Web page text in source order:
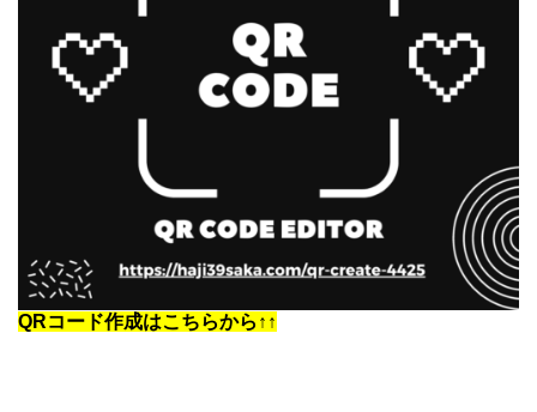
QRコード作成はこちらから↑↑